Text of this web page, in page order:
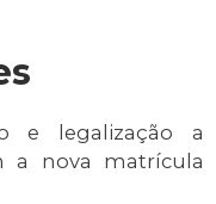
e legalização a
a nova matrícula